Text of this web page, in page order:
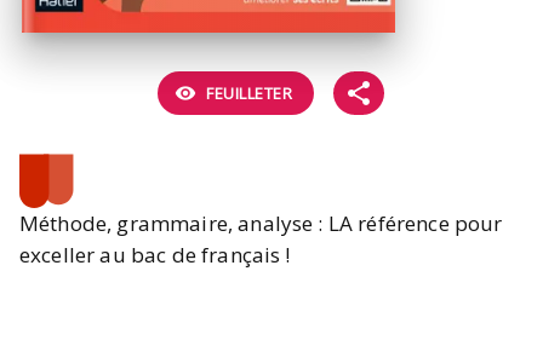
visibility FEUILLETER
Méthode, grammaire, analyse : LA référence pour
exceller au bac de français !